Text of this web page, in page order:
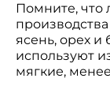
Помните, что
ясень, орех и
используют
мягкие,